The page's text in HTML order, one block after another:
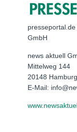
GmbH
news aktuell
Mittelweg 144
20148 Hamburg
E-Mail: